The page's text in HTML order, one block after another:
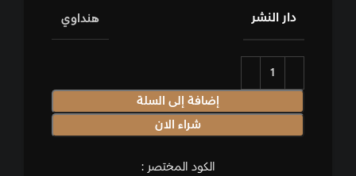
دار النشر هنداوي
إضافة إلى السلة
شراء الان
الكود المختصر :